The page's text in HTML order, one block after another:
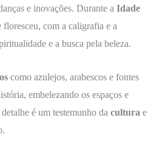
e inovações. Durante a Idade
floresceu, com a caligrafia e a
e a busca pela beleza.
como azulejos, arabescos e fontes
embelezando os espaços e
é um testemunho da cultura e